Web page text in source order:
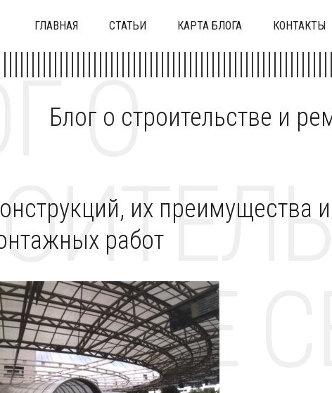
ГЛАВНАЯ СТАТЬИ КАРТА БЛОГА КОНТАКТЫ
Блог о строительстве и
О
их преимущества и
работ